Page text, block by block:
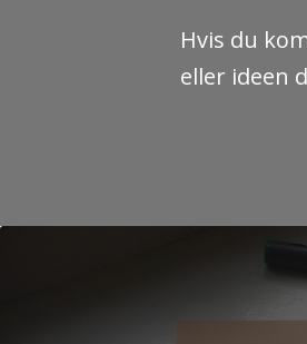
Hvis du
eller ideen